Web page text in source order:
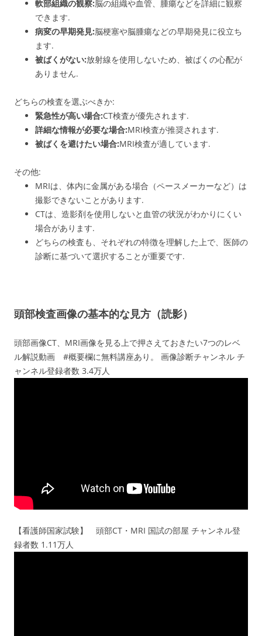
軟部組織の観察:脳の組織や血管、腫瘍などを詳細に観察
できます.
病変の早期発見:脳梗塞や脳腫瘍などの早期発見に役立ち
ます.
被ばくがない:放射線を使用しないため、被ばくの心配が
ありません.
どちらの検査を選ぶべきか:
緊急性が高い場合:CT検査が優先されます.
詳細な情報が必要な場合:MRI検査が推奨されます.
被ばくを避けたい場合:MRI検査が適しています.
その他:
MRIは、体内に金属がある場合（ペースメーカーなど）は
撮影できないことがあります.
CTは、造影剤を使用しないと血管の状況がわかりにくい
場合があります.
どちらの検査も、それぞれの特徴を理解した上で、医師の
診断に基づいて選択することが重要です.
頭部検査画像の基本的な見方（読影）
頭部画像CT、MRI画像を見る上で押さえておきたい7つのレベ
ル解説動画 #概要欄に無料講座あり。 画像診断チャンネル チ
ャンネル登録者数 3.4万人
【看護師国家試験】 頭部CT・MRI 国試の部屋 チャンネル登
録者数 1.11万人